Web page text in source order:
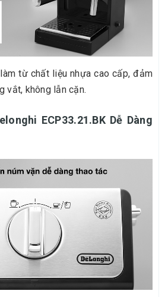
từ chất liệu nhựa cao cấp, đảm
vắt, không lẫn cặn.
ECP33.21.BK Dễ Dàng